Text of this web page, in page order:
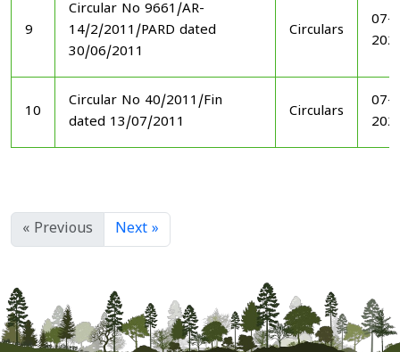
9
Circular No 9661/AR-
14/2/2011/PARD dated
30/06/2011
Circulars
07-
10
Circular No 40/2011/Fin
dated 13/07/2011
Circulars
07-
« Previous Next »